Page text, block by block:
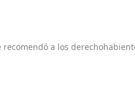
recomendó a los